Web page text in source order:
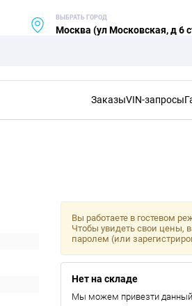
ВЫБРАТЬ ГОРОД
Москва (ул Московская, д 6
ЗаказыVIN-запросы
Вы работаете в гостевом
Чтобы увидеть свои цены,
паролем (или
Нет на складе
Мы можем привезти данный